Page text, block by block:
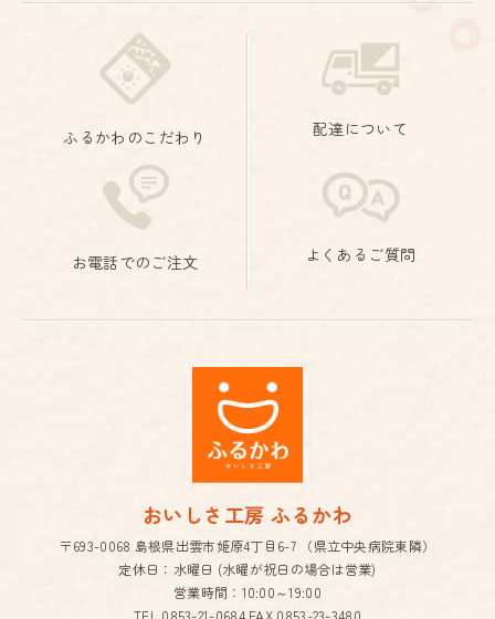
ふるかわのこだわり 配達について
お電話でのご注文 よくあるご質問
おいしさ工房 ふるかわ
〒693-0068 島根県出雲市姫原4丁目6-7 （県立中央病院東隣）
定休日：水曜日 (水曜が祝日の場合は営業)
営業時間：10:00～19:00